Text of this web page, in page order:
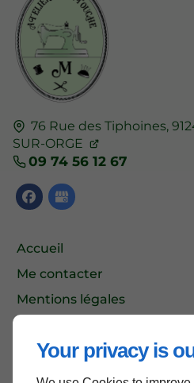
Your privacy is
76 Rue des Tiphoines,
SUR-ORGE
09 74 56 12 67
Accueil
Me contacter
Mentions légales